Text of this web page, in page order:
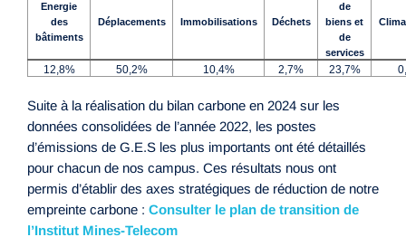
Energie
des
bâtiments
Déplacements Immobilisations Déchets
de
biens et
de
services
12,8% 50,2% 10,4% 2,7% 23,7%
Suite à la réalisation du bilan carbone en 2024 sur les
données consolidées de l’année 2022, les postes
d’émissions de G.E.S les plus importants ont été détaillés
pour chacun de nos campus. Ces résultats nous ont
permis d’établir des axes stratégiques de réduction de notre
empreinte carbone : Consulter le plan de transition de
l’Institut Mines-Telecom